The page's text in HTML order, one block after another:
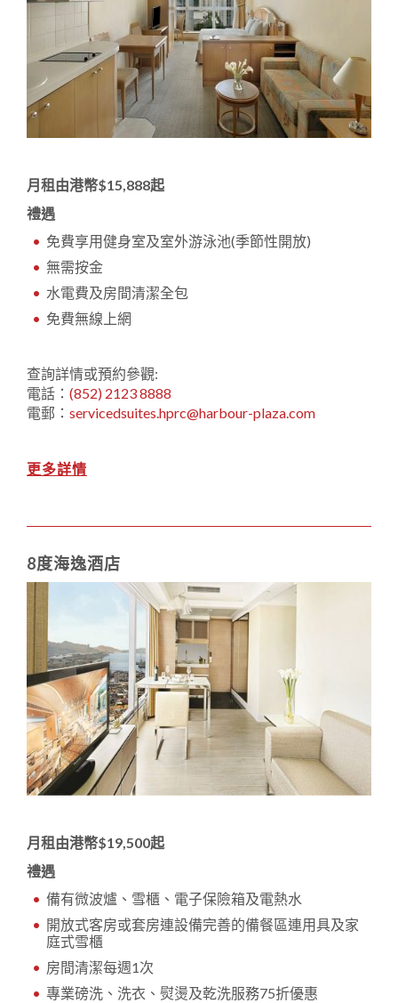
月租由港幣$15,888起
禮遇
免費享用健身室及室外游泳池(季節性開放)
無需按金
水電費及房間清潔全包
免費無線上網
查詢詳情或預約參觀:
電話： (852) 2123 8888
電郵： servicedsuites.hprc@harbour-plaza.com
更多詳情
8度海逸酒店
月租由港幣$19,500起
禮遇
備有微波爐、雪櫃、電子保險箱及電熱水
開放式客房或套房連設備完善的備餐區連用具及家
庭式雪櫃
房間清潔每週1次
專業磅洗、洗衣、熨燙及乾洗服務75折優惠